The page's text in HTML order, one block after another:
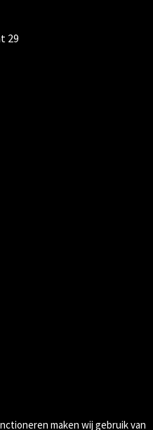
29
maken wij gebruik van